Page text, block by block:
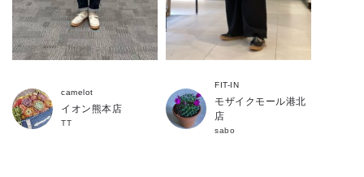
camelot
イオン熊本店
TT
FIT-IN
モザイクモール港北
店
sabo